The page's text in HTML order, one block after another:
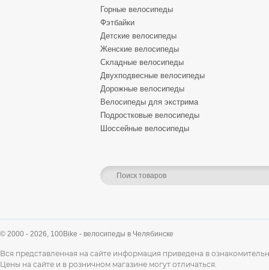
Горные велосипеды
Фэтбайки
Детские велосипеды
Женские велосипеды
Складные велосипеды
Двухподвесные велосипеды
Дорожные велосипеды
Велосипеды для экстрима
Подростковые велосипеды
Шоссейные велосипеды
© 2000 - 2026, 100Bike - велосипеды в Челябинске
Вся представленная на сайте информация приведена в
Цены на сайте и в розничном магазине могут отличаться.